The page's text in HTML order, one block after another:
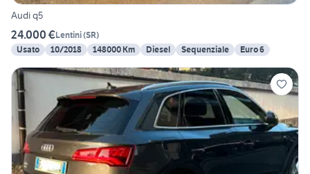
Audi q5
24.000 €Lentini(SR)
Usato
10/2018 148000 Km Diesel Sequenziale Euro 6